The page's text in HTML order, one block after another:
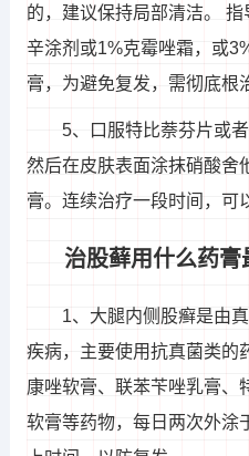
的，建议保持局部清洁。
辛涂剂或1%克霉唑霜，或
膏，为避免复发，需彻底根
5、口服特比萘芬片或
然后在皮肤表面涂抹硝酸舍
膏。连续治疗一段时间，可
治股藓用什么药膏
1、大腿内侧股癣是由
疾病，主要使用抗真菌类的
康唑软膏、联苯苄唑乳膏、
软膏等药物，每日两次外涂